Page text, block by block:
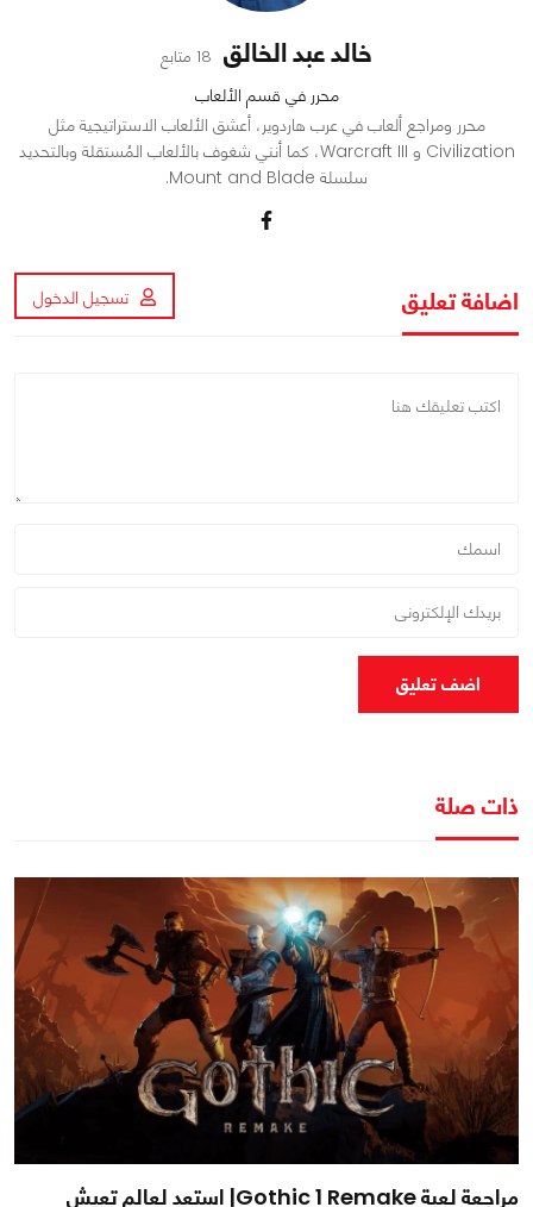
خالد عبد الخالق 18 متابع
محرر في قسم الألعاب
محرر ومراجع ألعاب في عرب هاردوير، أعشق الألعاب الاستراتيجية مثل
Civilization و Warcraft III، كما أنني شغوف بالألعاب المُستقلة وبالتحديد
سلسلة Mount and Blade.
اضافة تعليق تسجيل الدخول
اضف تعليق
ذات صلة
مراجعة لعبة Gothic 1 Remake| استعد لعالم تعيش